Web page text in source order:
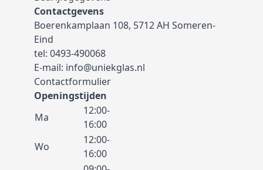
Contactgevens
Boerenkamplaan 108, 5712 AH Someren-
Eind
tel: 0493-490068
E-mail: info@uniekglas.nl
Contactformulier
Openingstijden
Ma
12:00-
16:00
Wo
12:00-
16:00